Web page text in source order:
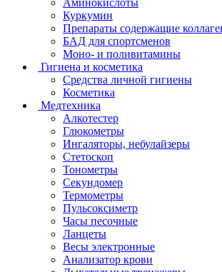
Куркумин
Препараты содержащие
БАД для спортсменов
Моно- и поливитамины
Гигиена и косметика
Средства личной гигиены
Косметика
Медтехника
Алкотестер
Глюкометры
Ингаляторы, небулайзеры
Стетоскоп
Тонометры
Секундомер
Термометры
Пульсоксиметр
Часы песочные
Ланцеты
Весы электронные
Анализатор крови